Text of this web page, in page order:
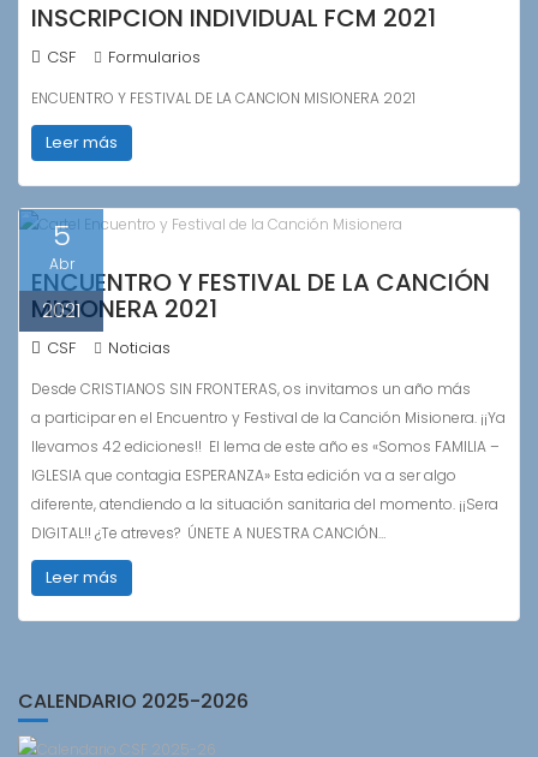
INSCRIPCION INDIVIDUAL FCM 2021
CSF Formularios
ENCUENTRO Y FESTIVAL DE LA CANCION MISIONERA 2021
Leer más
5
Abr
2021
ENCUENTRO Y FESTIVAL DE LA CANCIÓN
MISIONERA 2021
CSF Noticias
Desde CRISTIANOS SIN FRONTERAS, os invitamos un año más
a participar en el Encuentro y Festival de la Canción Misionera. ¡¡Ya
llevamos 42 ediciones!! El lema de este año es «Somos FAMILIA –
IGLESIA que contagia ESPERANZA» Esta edición va a ser algo
diferente, atendiendo a la situación sanitaria del momento. ¡¡Sera
DIGITAL!! ¿Te atreves? ÚNETE A NUESTRA CANCIÓN…
Leer más
CALENDARIO 2025-2026